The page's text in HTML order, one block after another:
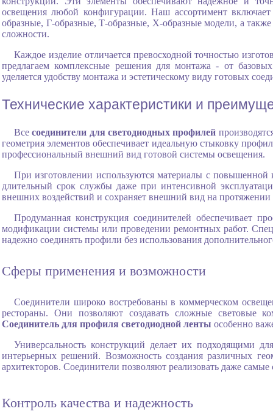
освещения любой конфигурации. Наш ассортимент
образные, Г-образные, Т-образные, Х-образные модели, а
сложности.
Каждое изделие отличается превосходной точностью
предлагаем комплексные решения для монтажа - от
уделяется удобству монтажа и эстетическому виду готовых
Технические характеристики и
Всесоединители для светодиодных профилей
геометрия элементов обеспечивает идеальную стыковку
профессиональный внешний вид готовой системы освещения.
При изготовлении используются материалы с повышенной
длительный срок службы даже при интенсивной
внешних воздействий и сохраняет внешний вид на протяжении
Продуманная конструкция соединителей обеспечивает
модификации системы или проведении ремонтных работ.
надежно соединять профили без использования
Сферы применения и возможности
Соединители широко востребованы в коммерческом
рестораны. Они позволяют создавать сложные световые
Соединитель для профиля светодиодной ленты особенно
Универсальность конструкций делает их подходящими
интерьерных решений. Возможность создания различных
архитекторов. Соединители позволяют реализовать даже
Контроль качества и надежность